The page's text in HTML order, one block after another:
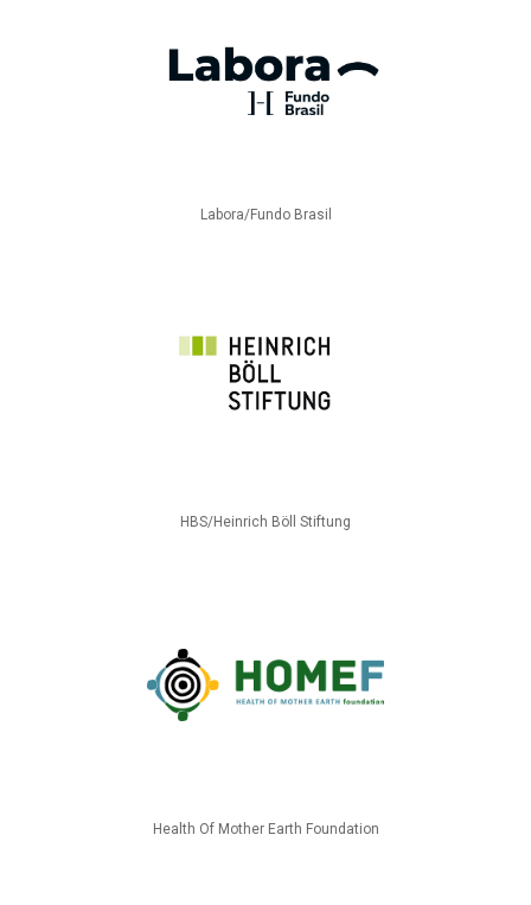
Labora/Fundo Brasil
HBS/Heinrich Böll Stiftung
Health Of Mother Earth Foundation